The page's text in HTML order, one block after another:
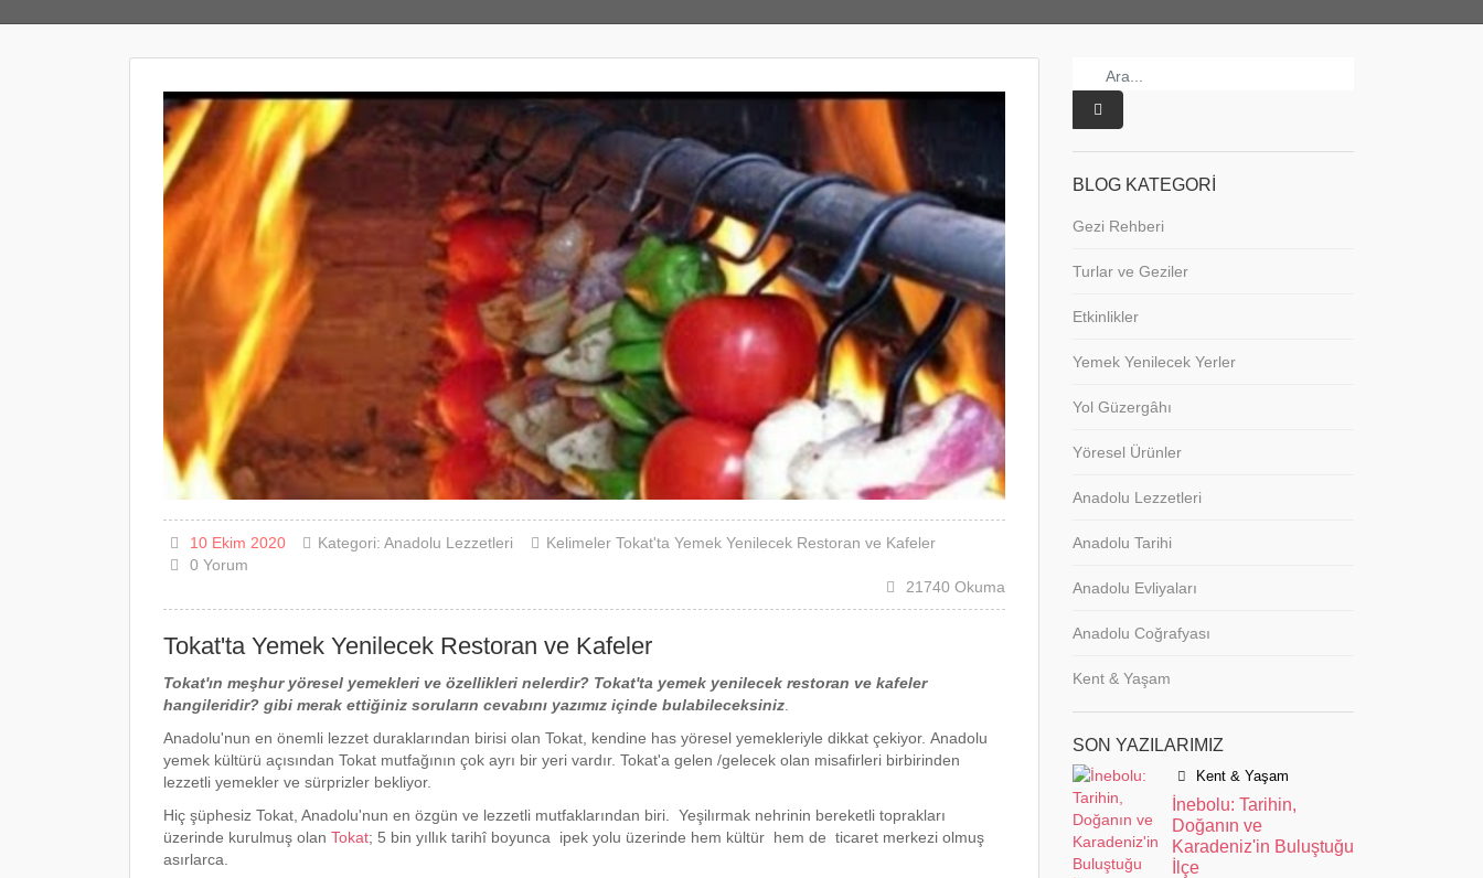
10 Ekim 2020 Kategori:Anadolu Lezzetleri Kelimeler Tokat'ta Yemek Yenilecek Restoran ve Kafeler
0 Yorum
21740 Okuma
Tokat'ta Yemek Yenilecek Restoran ve Kafeler
Tokat'ın meşhur yöresel yemekleri ve özellikleri nelerdir? Tokat'ta yemek yenilecek restoran ve kafeler
hangileridir? gibi merak ettiğiniz soruların cevabını yazımız içinde bulabileceksiniz
Anadolu'nun en önemli lezzet duraklarından birisi olan Tokat, kendine has yöresel yemekleriyle dikkat çekiyor. Anadolu
yemek kültürü açısından Tokat mutfağının çok ayrı bir yeri vardır. Tokat'a gelen /gelecek olan misafirleri birbirinden
lezzetli yemekler ve sürprizler bekliyor.
Hiç şüphesiz Tokat, Anadolu'nun en özgün ve lezzetli mutfaklarından biri. Yeşilırmak nehrinin bereketli toprakları
üzerinde kurulmuş olan Tokat; 5 bin yıllık tarihî boyunca ipek yolu üzerinde hem kültür hem de ticaret merkezi olmuş
asırlarca.
BLOG KATEGORI
Gezi Rehberi
Turlar ve Geziler
Etkinlikler
Yemek Yenilecek Yerler
Yol Güzergâhı
Yöresel Ürünler
Anadolu Lezzetleri
Anadolu Tarihi
Anadolu Evliyaları
Anadolu Coğrafyası
Kent & Yaşam
SON YAZILARIMIZ
Kent & Yaşam
İnebolu: Tarihin,
Doğanın ve
Karadeniz'in Buluştuğu
İlçe